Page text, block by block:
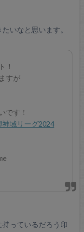
いなと思います。
！
すが
です！
神域リーグ2024
っているだろう印